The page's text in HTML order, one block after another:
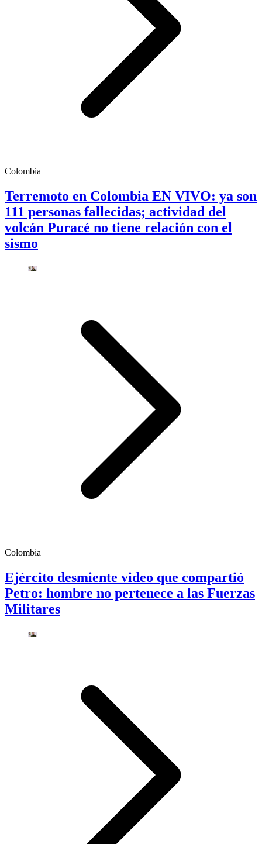
Colombia
Terremoto en Colombia EN VIVO: ya son
111 personas fallecidas; actividad del
volcán Puracé no tiene relación con el
sismo
Colombia
Ejército desmiente video que compartió
Petro: hombre no pertenece a las Fuerzas
Militares